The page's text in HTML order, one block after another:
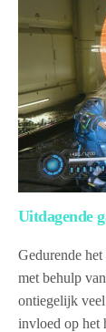
Uitdagende
Gedurende
met behulp
ontiegelijk
invloed op het